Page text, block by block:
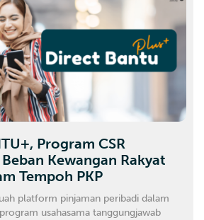
Program CSR
Kewangan Rakyat
Tempoh PKP
platform pinjaman peribadi dalam
usahasama tanggungjawab